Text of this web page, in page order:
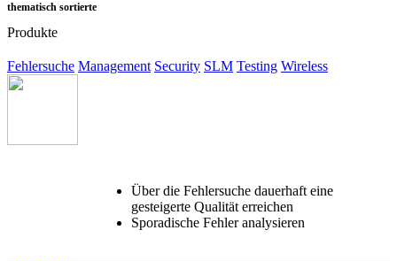
thematisch sortierte
Produkte
Fehlersuche Management Security SLM Testing Wireless
Über die Fehlersuche dauerhaft eine
gesteigerte Qualität erreichen
Sporadische Fehler analysieren